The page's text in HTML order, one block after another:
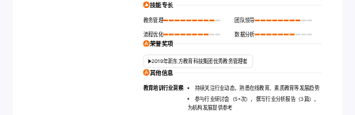
技能专长
教务管理 团队领导
流程优化 数据分析
荣誉奖项
2019年新东方教育科技集团优秀教务管理者
其他信息
教育培训行业洞察:
持续关注行业动态，熟悉在线教育、素质教育等发展趋势
参与行业研讨会（5+次），撰写行业分析报告（3篇），
为机构发展提供参考